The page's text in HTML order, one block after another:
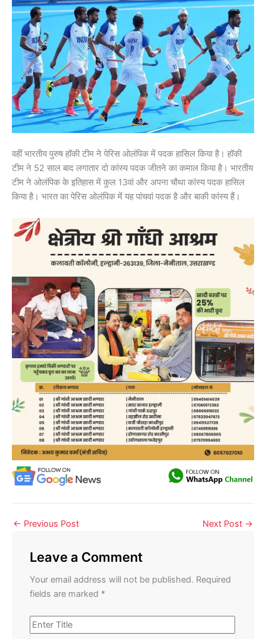
वहीं भारतीय पुरुष हॉकी टीम ने पेरिस ओलंपिक में पदक हासिल किया है। हॉकी
टीम ने 52 साल बाद लगातार दो कांस्य पदक जीतने का कमाल किया है। भारतीय
टीम ने ओलंपिक के इतिहास में कुल 13वां और अपना चौथा कांस्य पदक हासिल
किया है। भारत का पेरिस ओलंपिक में यह पांचवां पदक है और बाकी कांस्य हैं।
← Previous Post Next Post →
Leave a Comment
Your email address will not be published. Required
fields are marked *